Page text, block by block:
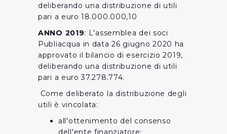
deliberando una distribuzione di utili
pari a euro 18.000.000,10
ANNO 2019: L'assemblea dei soci
Publiacqua in data 26 giugno 2020 ha
approvato il bilancio di esercizio 2019,
deliberando una distribuzione di utili
pari a euro 37.278.774.
Come deliberato la distribuzione degli
utili è vincolata:
all'ottenimento del consenso
dell'ente finanziatore;